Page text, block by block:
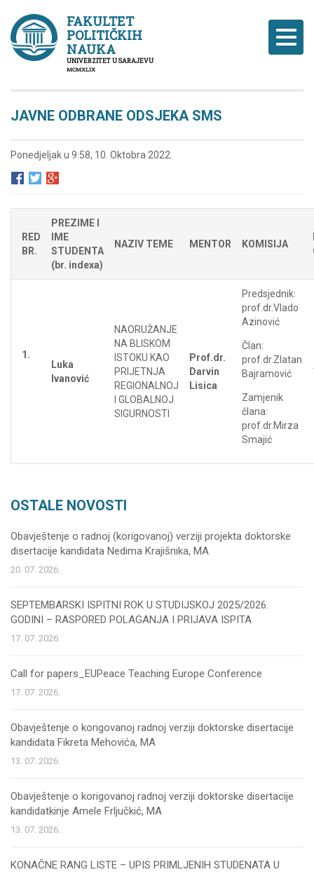
FAKULTET
POLITIČKIH
NAUKA
UNIVERZITET U SARAJEVU
MCMXLIX
JAVNE ODBRANE ODSJEKA SMS
Ponedjeljak u 9:58, 10. Oktobra 2022.
RED
BR.
PREZIME I
IME
STUDENTA
(br. indexa)
NAZIV TEME MENTOR KOMISIJA
1.
Luka
Ivanović
NAORUŽANJE
NA BLISKOM
ISTOKU KAO
PRIJETNJA
REGIONALNOJ
I GLOBALNOJ
SIGURNOSTI
Prof.dr.
Darvin
Lisica
Predsjednik:
prof.dr.Vlado
Azinović
Član:
prof.dr.Zlatan
Bajramović
Zamjenik
člana:
prof.dr.Mirza
Smajić
OSTALE NOVOSTI
Obavještenje o radnoj (korigovanoj) verziji projekta doktorske
disertacije kandidata Nedima Krajišnika, MA
20. 07. 2026.
SEPTEMBARSKI ISPITNI ROK U STUDIJSKOJ 2025/2026.
GODINI – RASPORED POLAGANJA I PRIJAVA ISPITA
17. 07. 2026.
Call for papers_EUPeace Teaching Europe Conference
17. 07. 2026.
Obavještenje o korigovanoj radnoj verziji doktorske disertacije
kandidata Fikreta Mehovića, MA
13. 07. 2026.
Obavještenje o korigovanoj radnoj verziji doktorske disertacije
kandidatkinje Amele Frljučkić, MA
13. 07. 2026.
KONAČNE RANG LISTE – UPIS PRIMLJENIH STUDENATA U